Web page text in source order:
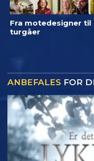
Fra motedesigner til
turgåer
ANBEFALES FOR